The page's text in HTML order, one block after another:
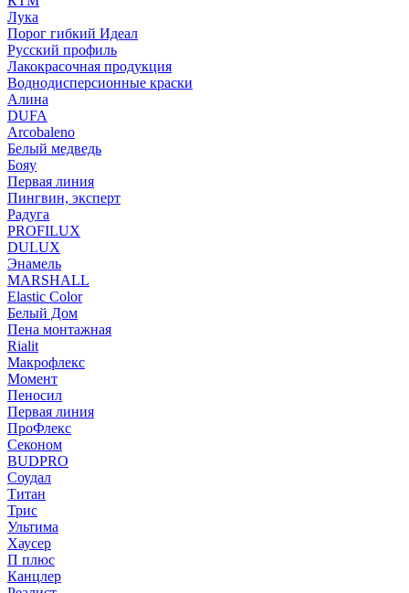
Лука
Порог гибкий Идеал
Русский профиль
Лакокрасочная продукция
Воднодисперсионные краски
Алина
DUFA
Arcobaleno
Белый медведь
Бояу
Первая линия
Пингвин, эксперт
Радуга
PROFILUX
DULUX
Энамель
MARSHALL
Elastic Color
Белый Дом
Пена монтажная
Rialit
Макрофлекс
Момент
Пеносил
Первая линия
ПроФлекс
Секоном
BUDPRO
Соудал
Титан
Трис
Ультима
Хаусер
П плюс
Канцлер